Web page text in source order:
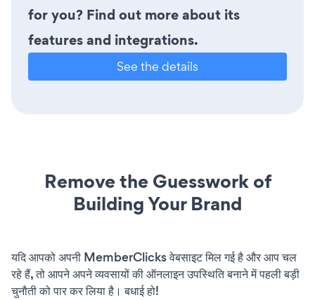
for you? Find out more about its
features and integrations.
See the details
Remove the Guesswork of
Building Your Brand
यदि आपको अपनी MemberClicks वेबसाइट मिल गई है और आप चल
रहे हैं, तो आपने अपने व्यवसायों की ऑनलाइन उपस्थिति बनाने में पहली बड़ी
चुनौती को पार कर लिया है। बधाई हो!